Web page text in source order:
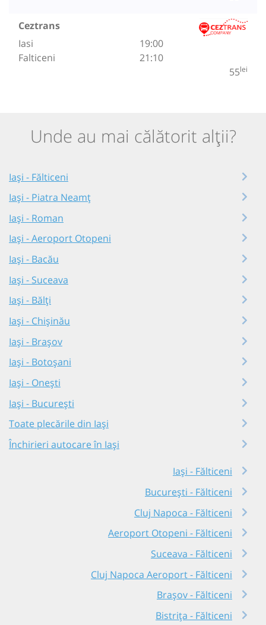
Ceztrans
Iasi
Falticeni
19:00
21:10
55lei
Unde au mai călătorit alții?
Iași - Fălticeni
Iași - Piatra Neamț
Iași - Roman
Iași - Aeroport Otopeni
Iași - Bacău
Iași - Suceava
Iași - Bălți
Iași - Chișinău
Iași - Brașov
Iași - Botoșani
Iași - Onești
Iași - București
Toate plecările din Iași
Închirieri autocare în Iași
Iași - Fălticeni
București - Fălticeni
Cluj Napoca - Fălticeni
Aeroport Otopeni - Fălticeni
Suceava - Fălticeni
Cluj Napoca Aeroport - Fălticeni
Brașov - Fălticeni
Bistrița - Fălticeni